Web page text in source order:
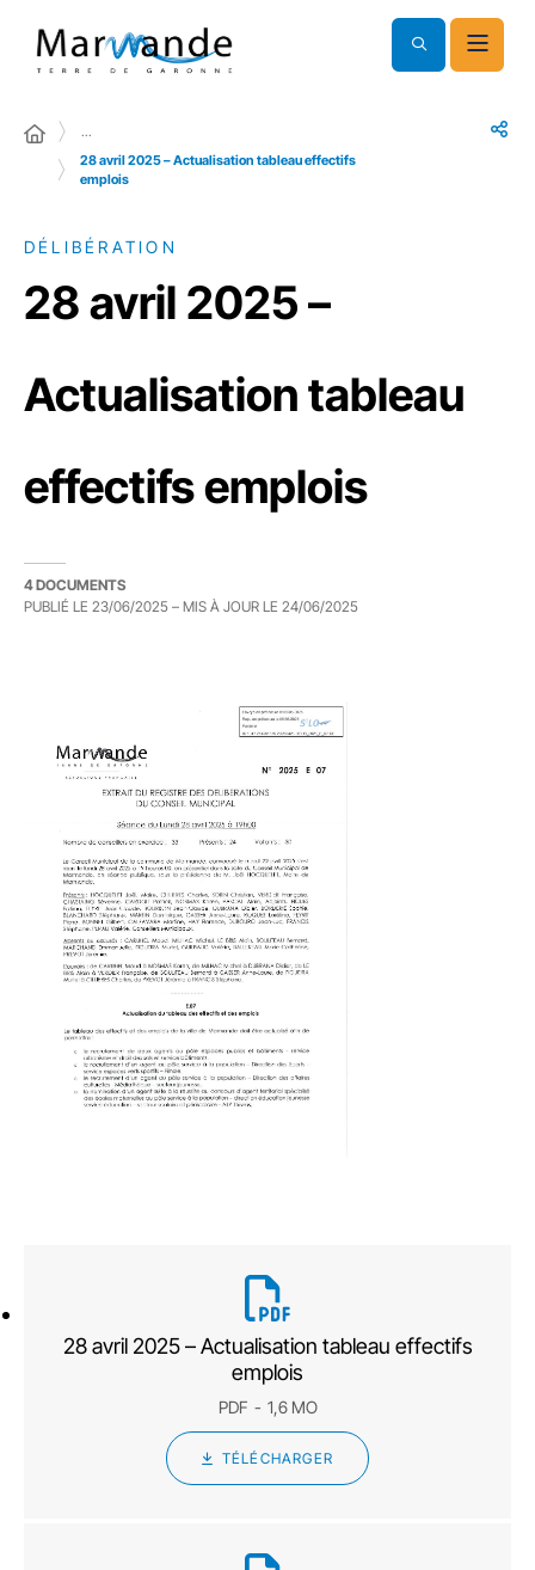
…
28 avril 2025 – Actualisation tableau effectifs
emplois
DÉLIBÉRATION
28 avril 2025 –
Actualisation tableau
effectifs emplois
4 DOCUMENTS
PUBLIÉ LE 23/06/2025 – MIS À JOUR LE 24/06/2025
28 avril 2025 – Actualisation tableau effectifs
emplois
PDF 1,6 MO
TÉLÉCHARGER